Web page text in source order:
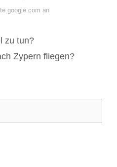
an
zu tun?
Zypern fliegen?